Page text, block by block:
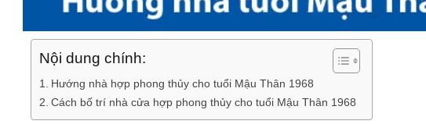
Nội dung chính:
Hướng nhà hợp phong thủy cho tuổi Mậu Thân 1968
Cách bố trí nhà cửa hợp phong thủy cho tuổi Mậu Thân 1968